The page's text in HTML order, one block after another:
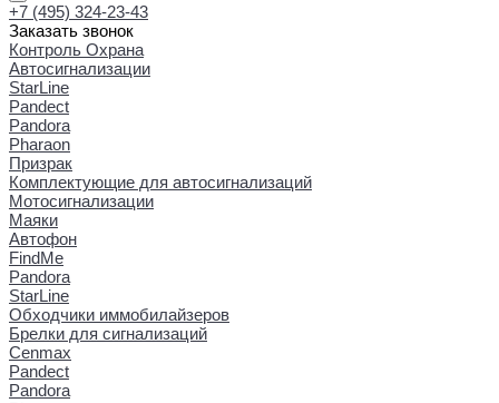
+7 (495) 324-23-43
Заказать звонок
Контроль Охрана
Автосигнализации
StarLine
Pandect
Pandora
Pharaon
Призрак
Комплектующие для автосигнализаций
Мотосигнализации
Маяки
Автофон
FindMe
Pandora
StarLine
Обходчики иммобилайзеров
Брелки для сигнализаций
Cenmax
Pandect
Pandora